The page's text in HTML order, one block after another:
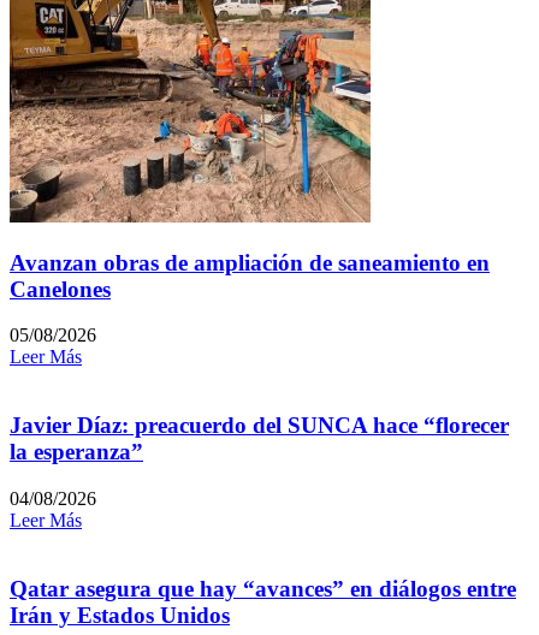
Avanzan obras de ampliación de saneamiento en
Canelones
05/08/2026
Leer Más
Javier Díaz: preacuerdo del SUNCA hace “florecer
la esperanza”
04/08/2026
Leer Más
Qatar asegura que hay “avances” en diálogos entre
Irán y Estados Unidos